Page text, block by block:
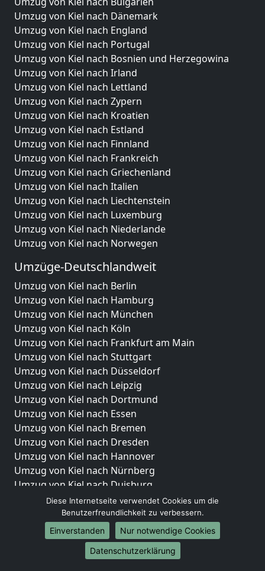
Umzug von Kiel nach Dänemark
Umzug von Kiel nach England
Umzug von Kiel nach Portugal
Umzug von Kiel nach Bosnien und Herzegowina
Umzug von Kiel nach Irland
Umzug von Kiel nach Lettland
Umzug von Kiel nach Zypern
Umzug von Kiel nach Kroatien
Umzug von Kiel nach Estland
Umzug von Kiel nach Finnland
Umzug von Kiel nach Frankreich
Umzug von Kiel nach Griechenland
Umzug von Kiel nach Italien
Umzug von Kiel nach Liechtenstein
Umzug von Kiel nach Luxemburg
Umzug von Kiel nach Niederlande
Umzug von Kiel nach Norwegen
Umzüge-Deutschlandweit
Umzug von Kiel nach Berlin
Umzug von Kiel nach Hamburg
Umzug von Kiel nach München
Umzug von Kiel nach Köln
Umzug von Kiel nach Frankfurt am Main
Umzug von Kiel nach Stuttgart
Umzug von Kiel nach Düsseldorf
Umzug von Kiel nach Leipzig
Umzug von Kiel nach Dortmund
Umzug von Kiel nach Essen
Umzug von Kiel nach Bremen
Umzug von Kiel nach Dresden
Umzug von Kiel nach Hannover
Umzug von Kiel nach Nürnberg
Umzug von Kiel nach Duisburg
Umzug von Kiel nach Bochum
Umzug von Kiel nach Wuppertal
Umzug von Kiel nach Bielefeld
Umzug von Kiel nach Bonn
Umzug von Kiel nach Münster
Diese Internetseite verwendet Cookies um die
Benutzerfreundlichkeit zu verbessern.
Einverstanden
Nur notwendige Cookies
Datenschutzerklärung